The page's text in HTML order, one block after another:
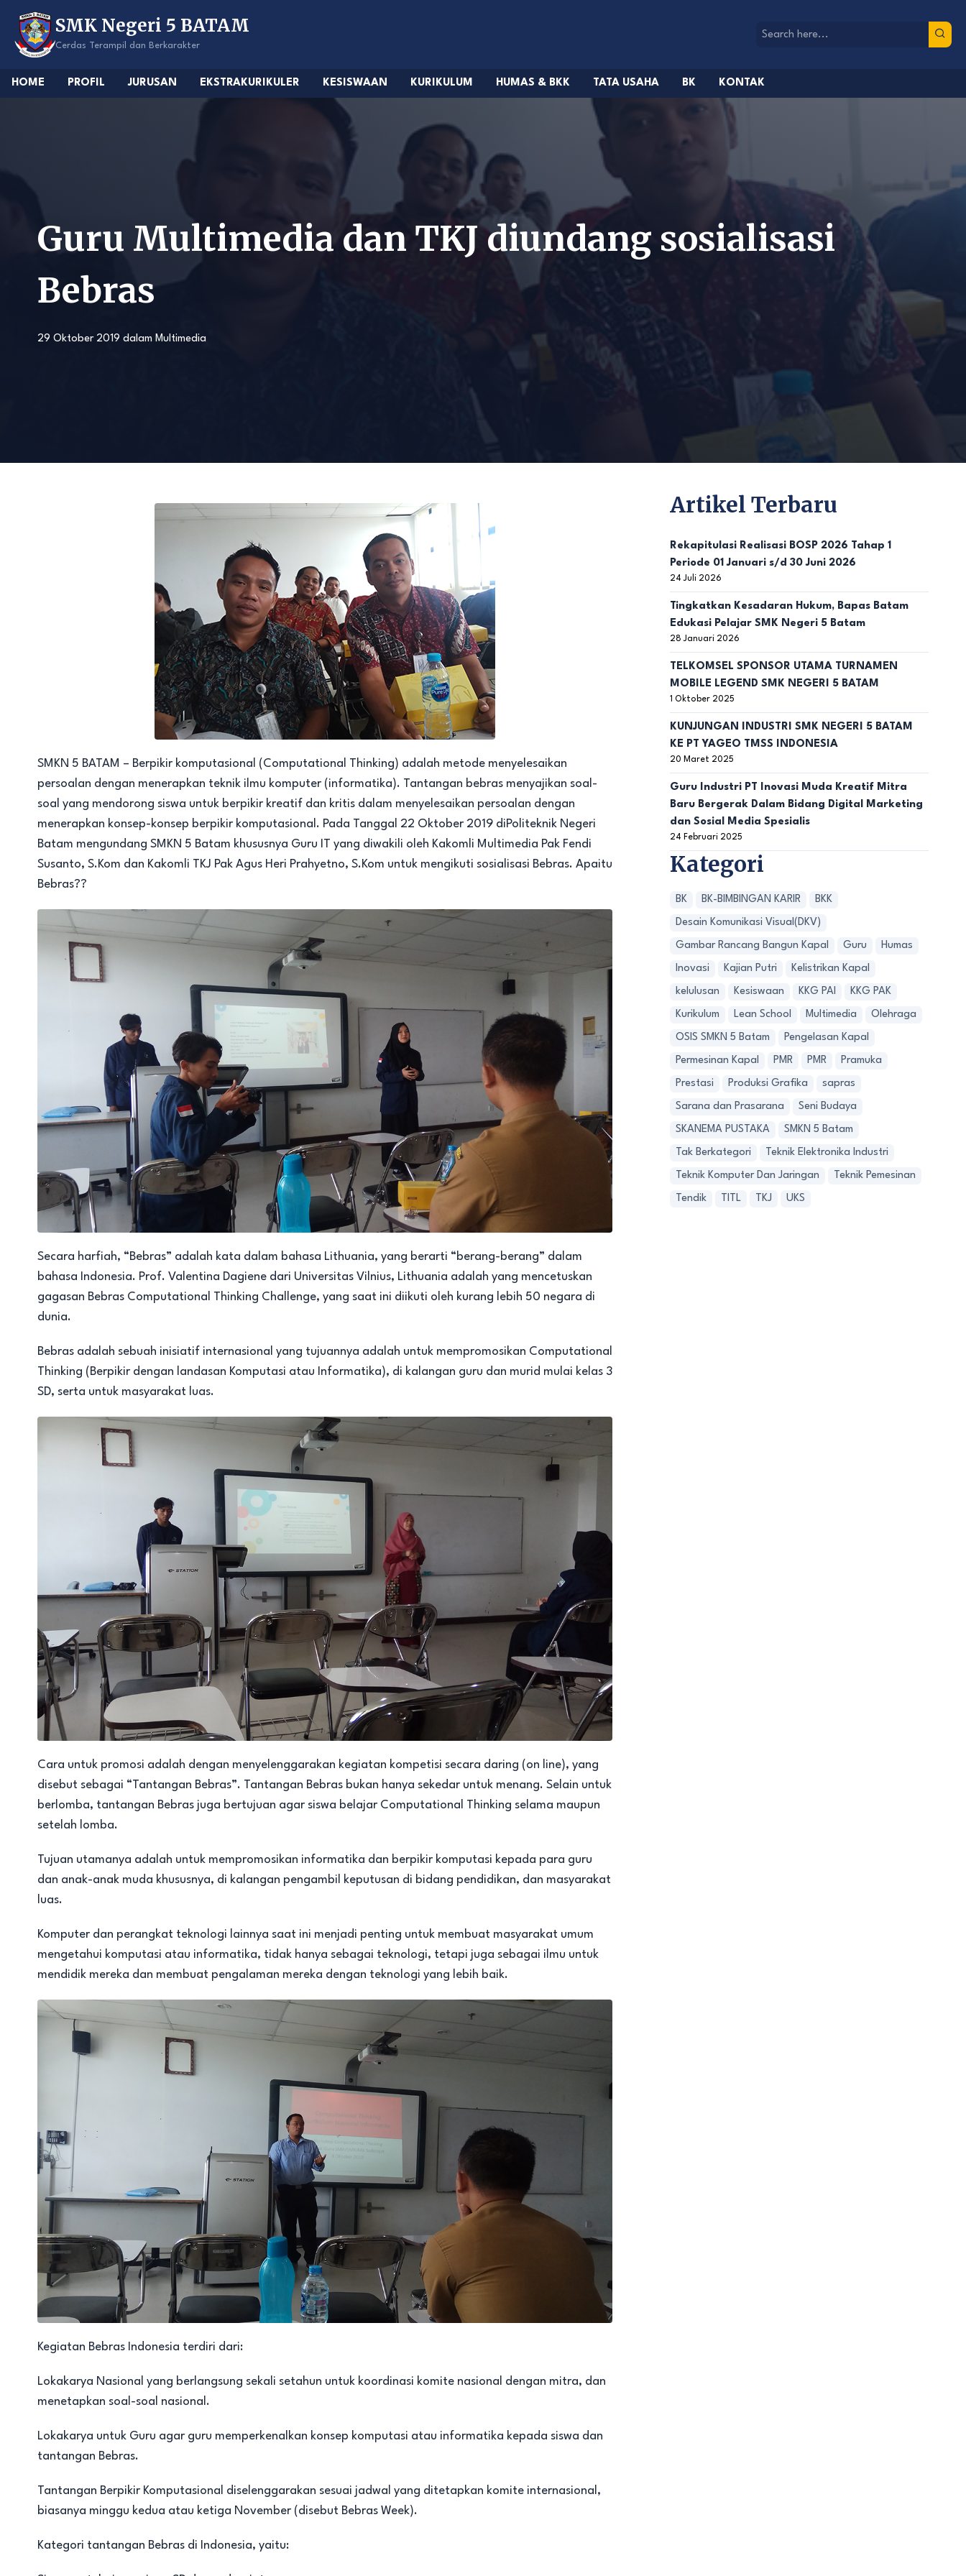
content
SMK Negeri 5 BATAM
Cerdas Terampil dan Berkarakter
HOME PROFIL JURUSAN EKSTRAKURIKULER KESISWAAN KURIKULUM HUMAS & BKK TATA USAHA BK KONTAK
Guru Multimedia dan TKJ diundang sosialisasi
Bebras
29 Oktober 2019 dalam Multimedia
SMKN 5 BATAM – Berpikir komputasional (Computational Thinking) adalah metode menyelesaikan
persoalan dengan menerapkan teknik ilmu komputer (informatika). Tantangan bebras menyajikan soal-
soal yang mendorong siswa untuk berpikir kreatif dan kritis dalam menyelesaikan persoalan dengan
menerapkan konsep-konsep berpikir komputasional. Pada Tanggal 22 Oktober 2019 diPoliteknik Negeri
Batam mengundang SMKN 5 Batam khususnya Guru IT yang diwakili oleh Kakomli Multimedia Pak Fendi
Susanto, S.Kom dan Kakomli TKJ Pak Agus Heri Prahyetno, S.Kom untuk mengikuti sosialisasi Bebras. Apaitu
Bebras??
Secara harfiah, “Bebras” adalah kata dalam bahasa Lithuania, yang berarti “berang-berang” dalam
bahasa Indonesia. Prof. Valentina Dagiene dari Universitas Vilnius, Lithuania adalah yang mencetuskan
gagasan Bebras Computational Thinking Challenge, yang saat ini diikuti oleh kurang lebih 50 negara di
dunia.
Bebras adalah sebuah inisiatif internasional yang tujuannya adalah untuk mempromosikan Computational
Thinking (Berpikir dengan landasan Komputasi atau Informatika), di kalangan guru dan murid mulai kelas 3
SD, serta untuk masyarakat luas.
Cara untuk promosi adalah dengan menyelenggarakan kegiatan kompetisi secara daring (on line), yang
disebut sebagai “Tantangan Bebras”. Tantangan Bebras bukan hanya sekedar untuk menang. Selain untuk
berlomba, tantangan Bebras juga bertujuan agar siswa belajar Computational Thinking selama maupun
setelah lomba.
Tujuan utamanya adalah untuk mempromosikan informatika dan berpikir komputasi kepada para guru
dan anak-anak muda khususnya, di kalangan pengambil keputusan di bidang pendidikan, dan masyarakat
luas.
Komputer dan perangkat teknologi lainnya saat ini menjadi penting untuk membuat masyarakat umum
mengetahui komputasi atau informatika, tidak hanya sebagai teknologi, tetapi juga sebagai ilmu untuk
mendidik mereka dan membuat pengalaman mereka dengan teknologi yang lebih baik.
Kegiatan Bebras Indonesia terdiri dari:
Lokakarya Nasional yang berlangsung sekali setahun untuk koordinasi komite nasional dengan mitra, dan
menetapkan soal-soal nasional.
Lokakarya untuk Guru agar guru memperkenalkan konsep komputasi atau informatika kepada siswa dan
tantangan Bebras.
Tantangan Berpikir Komputasional diselenggarakan sesuai jadwal yang ditetapkan komite internasional,
biasanya minggu kedua atau ketiga November (disebut Bebras Week).
Kategori tantangan Bebras di Indonesia, yaitu:
Artikel Terbaru
Rekapitulasi Realisasi BOSP 2026 Tahap 1
Periode 01 Januari s/d 30 Juni 2026
24 Juli 2026
Tingkatkan Kesadaran Hukum, Bapas Batam
Edukasi Pelajar SMK Negeri 5 Batam
28 Januari 2026
TELKOMSEL SPONSOR UTAMA TURNAMEN
MOBILE LEGEND SMK NEGERI 5 BATAM
1 Oktober 2025
KUNJUNGAN INDUSTRI SMK NEGERI 5 BATAM
KE PT YAGEO TMSS INDONESIA
20 Maret 2025
Guru Industri PT Inovasi Muda Kreatif Mitra
Baru Bergerak Dalam Bidang Digital Marketing
dan Sosial Media Spesialis
24 Februari 2025
Kategori
BK BK-BIMBINGAN KARIR BKK
Desain Komunikasi Visual(DKV)
Gambar Rancang Bangun Kapal Guru Humas
Inovasi Kajian Putri Kelistrikan Kapal
kelulusan Kesiswaan KKG PAI KKG PAK
Kurikulum Lean School Multimedia Olehraga
OSIS SMKN 5 Batam Pengelasan Kapal
Permesinan Kapal PMR PMR Pramuka
Prestasi Produksi Grafika sapras
Sarana dan Prasarana Seni Budaya
SKANEMA PUSTAKA SMKN 5 Batam
Tak Berkategori Teknik Elektronika Industri
Teknik Komputer Dan Jaringan Teknik Pemesinan
Tendik TITL TKJ UKS